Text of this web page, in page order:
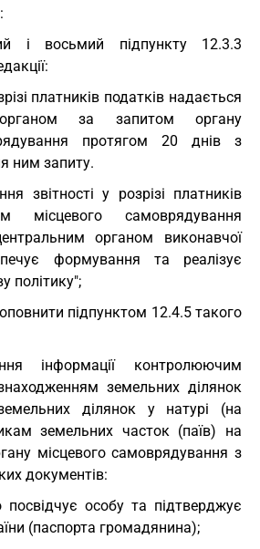
і восьмий підпункту 12.3.3
платників податків надається
за запитом органу
протягом 20 днів з
ним запиту.
звітності у розрізі платників
місцевого самоврядування
органом виконавчої
формування та реалізує
політику";
підпунктом 12.4.5 такого
інформації контролюючим
земельних ділянок
ділянок у натурі (на
земельних часток (паїв) на
місцевого самоврядування з
документів:
особу та підтверджує
(паспорта громадянина);